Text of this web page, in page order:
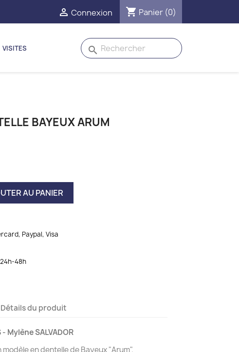
 Connexion shopping_cart Panier (0)
VISITES search
BAYEUX ARUM
AU PANIER
Paypal, Visa
48h
Détails du produit
- Mylène SALVADOR